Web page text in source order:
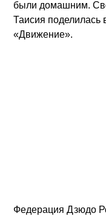
Радио «Движение»
были домашним.
Таисия поделилась
«Движение».
Федерация Дзюдо